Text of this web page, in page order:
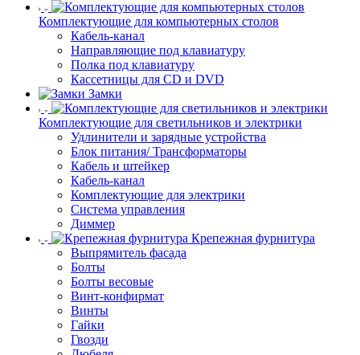
Комплектующие для компьютерных столов
Кабель-канал
Направляющие под клавиатуру
Полка под клавиатуру
Кассетницы для CD и DVD
Замки
Комплектующие для светильников и электрики
Удлинители и зарядные устройства
Блок питания/ Трансформаторы
Кабель и штейкер
Кабель-канал
Комплектующие для электрики
Система управления
Диммер
Крепежная фурнитура
Выпрямитель фасада
Болты
Болты весовые
Винт-конфирмат
Винты
Гайки
Гвозди